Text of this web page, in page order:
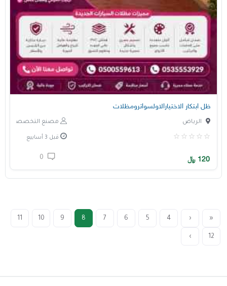
ظل ابتكار الاختيارالاولسواترومظلات
مصنع التخصصي الرياض
قبل 3 أسابيع
120 ﷼
«
‹
4
5
6
7
8
9
10
11
12
›